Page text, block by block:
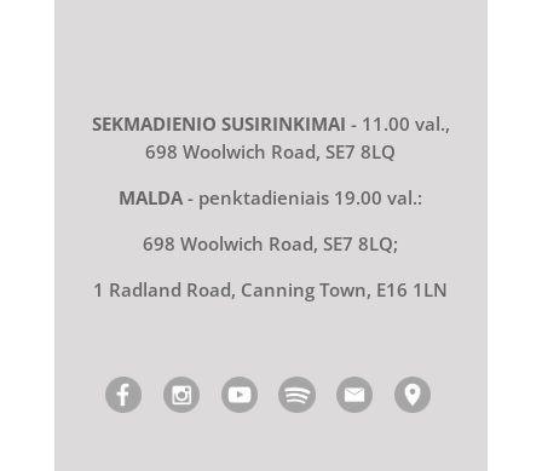
SEKMADIENIO SUSIRINKIMAI - 11.00 val.,
698 Woolwich Road, SE7 8LQ
MALDA- penktadieniais 19.00 val.:
698 Woolwich Road, SE7 8LQ;
1 Radland Road, Canning Town, E16 1LN